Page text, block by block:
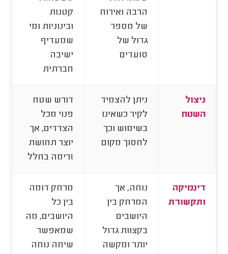
הרבה ואירוח
של מספר
גדול של
סועדים
קטנות
ובינוניות ומי
שמעדיף
ישיבה
חברתית
ניצול
השטח
ניתן להצמיד
לקיר כשאינו
בשימוש וכך
לחסוך מקום
דורש שטח
פנוי מכל
הצדדים, אך
יוצר תחושת
זרימה בחלל
דינמיקה
ותקשורת
נוחה, אך
המרחק בין
היושבים
בקצוות גדול
יותר ומקשה
מרחק דומה
בין כל
היושבים, מה
שמאפשר
שיחה נוחה